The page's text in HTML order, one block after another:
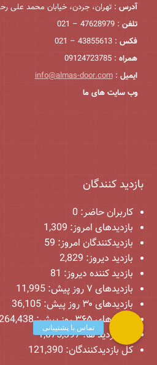
آدرس : تهران، جردن، خیابان محمد علی رحیمی،
تلفن : 47628979 – 021
فکس : 43855613 – 021
همراه : 09124723785
ایمیل :
info@almas-door.com
وب سایت های ما
بازدید کنندگان
کاربران حاضر: 0
بازدیدهای امروز: 1,309
بازدیدکنندگان امروز: 59
بازدید دیروز: 2,829
بازدید کننده دیروز: 81
بازدیدهای ۷ روز پیش:
11,995
بازدیدهای ۳۰ روز پیش:
36,105
بازدیدهای ۳۶۵ روز پیش:
کل بازدید ها:1,075,397
کل بازدیدکنند‌گان: 121,390